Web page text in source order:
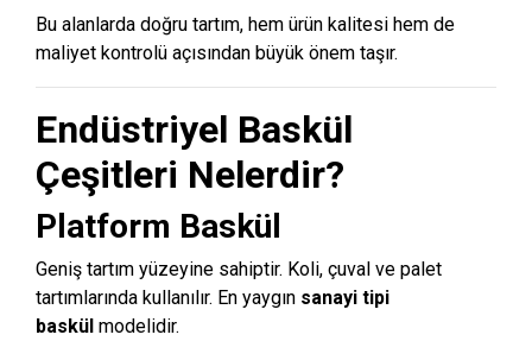
Bu alanlarda doğru tartım, hem ürün kalitesi hem de
maliyet kontrolü açısından büyük önem taşır.
Endüstriyel Baskül
Çeşitleri Nelerdir?
Platform Baskül
Geniş tartım yüzeyine sahiptir. Koli, çuval ve palet
tartımlarında kullanılır. En yaygın sanayi tipi
baskül modelidir.